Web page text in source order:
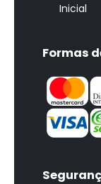
Inicial
Formas